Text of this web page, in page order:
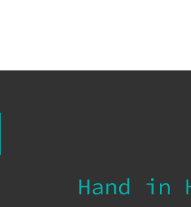
Hand in